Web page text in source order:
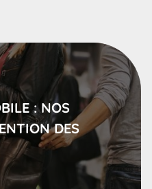
: NOS
DES